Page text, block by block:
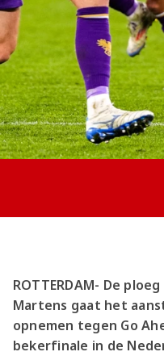
Jong
ROTTERDAM- De
Martens gaat het
opnemen tegen Go
bekerfinale in de